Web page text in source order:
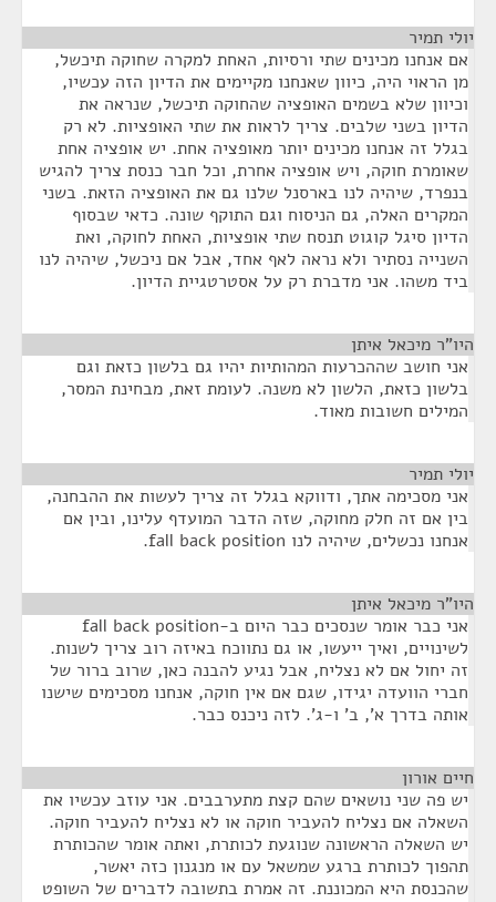
יולי תמיר
אם אנחנו מכינים שתי ורסיות, האחת למקרה שחוקה תיכשל,
מן הראוי היה, כיוון שאנחנו מקיימים את הדיון הזה עכשיו,
וכיוון שלא בשמים האופציה שהחוקה תיכשל, שנראה את
הדיון בשני שלבים. צריך לראות את שתי האופציות. לא רק
בגלל זה אנחנו מכינים יותר מאופציה אחת. יש אופציה אחת
שאומרת חוקה, ויש אופציה אחרת, וכל חבר כנסת צריך להגיש
בנפרד, שיהיה לנו בארסנל שלנו גם את האופציה הזאת. בשני
המקרים האלה, גם הניסוח וגם התוקף שונה. כדאי שבסוף
הדיון סיגל קוגוט תנסח שתי אופציות, האחת לחוקה, ואת
השנייה נסתיר ולא נראה לאף אחד, אבל אם ניכשל, שיהיה לנו
ביד משהו. אני מדברת רק על אסטרטגיית הדיון.
היו"ר מיכאל איתן
אני חושב שההכרעות המהותיות יהיו גם בלשון כזאת וגם
בלשון כזאת, הלשון לא משנה. לעומת זאת, מבחינת המסר,
המילים חשובות מאוד.
יולי תמיר
אני מסכימה אתך, ודווקא בגלל זה צריך לעשות את ההבחנה,
בין אם זה חלק מחוקה, שזה הדבר המועדף עלינו, ובין אם
אנחנו נכשלים, שיהיה לנו fall back position.
היו"ר מיכאל איתן
אני כבר אומר שנסכים כבר היום ב-fall back position
לשינויים, ואיך ייעשו, או גם נתווכח באיזה רוב צריך לשנות.
זה יחול אם לא נצליח, אבל נגיע להבנה כאן, שרוב ברור של
חברי הוועדה יגידו, שגם אם אין חוקה, אנחנו מסכימים שישנו
אותה בדרך א', ב' ו-ג'. לזה ניכנס כבר.
חיים אורון
יש פה שני נושאים שהם קצת מתערבבים. אני עוזב עכשיו את
השאלה אם נצליח להעביר חוקה או לא נצליח להעביר חוקה.
יש השאלה הראשונה שנוגעת לכותרת, ואתה אומר שהכותרת
תהפוך לכותרת ברגע שמשאל עם או מנגנון כזה יאשר,
שהכנסת היא המכוננת. זה אמרת בתשובה לדברים של השופט